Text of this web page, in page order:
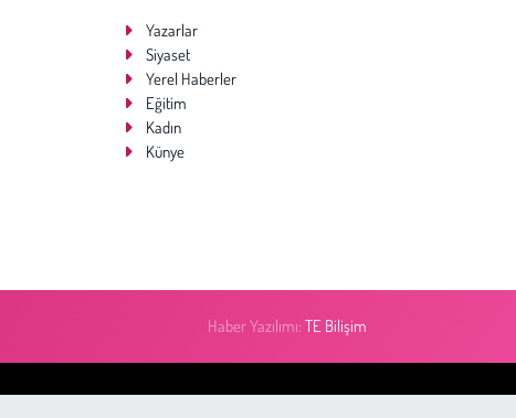
Yazarlar
Siyaset
Yerel Haberler
Eğitim
Kadın
Künye
Haber Yazılımı:TE Bilişim